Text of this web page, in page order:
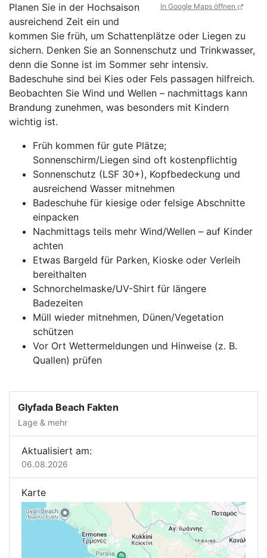
In Google Maps öffnen
Planen Sie in der Hochsaison
ausreichend Zeit ein und
kommen Sie früh, um Schattenplätze oder Liegen zu
sichern. Denken Sie an Sonnenschutz und Trinkwasser,
denn die Sonne ist im Sommer sehr intensiv.
Badeschuhe sind bei Kies oder Fels passagen hilfreich.
Beobachten Sie Wind und Wellen – nachmittags kann
Brandung zunehmen, was besonders mit Kindern
wichtig ist.
Früh kommen für gute Plätze;
Sonnenschirm/Liegen sind oft kostenpflichtig
Sonnenschutz (LSF 30+), Kopfbedeckung und
ausreichend Wasser mitnehmen
Badeschuhe für kiesige oder felsige Abschnitte
einpacken
Nachmittags teils mehr Wind/Wellen – auf Kinder
achten
Etwas Bargeld für Parken, Kioske oder Verleih
bereithalten
Schnorchelmaske/UV-Shirt für längere
Badezeiten
Müll wieder mitnehmen, Dünen/Vegetation
schützen
Vor Ort Wettermeldungen und Hinweise (z. B.
Quallen) prüfen
Glyfada Beach Fakten
Lage & mehr
Aktualisiert am:
06.08.2026
Karte